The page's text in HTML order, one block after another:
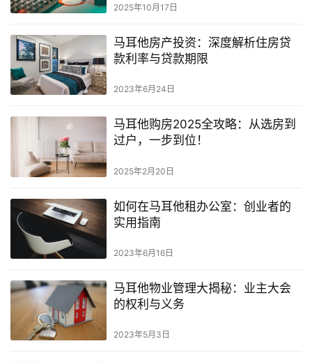
2025年10月17日
马耳他房产投资：深度解析住房贷
款利率与贷款期限
2023年6月24日
马耳他购房2025全攻略：从选房到
过户，一步到位！
2025年2月20日
如何在马耳他租办公室：创业者的
实用指南
2023年6月16日
马耳他物业管理大揭秘：业主大会
的权利与义务
2023年5月3日